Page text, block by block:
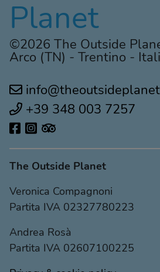
Planet
©2026 The Outside
Arco (TN) - Trentino -
+39 348 003 7257
The Outside Planet
Veronica Compagnoni
Partita IVA 02327780223
Andrea Rosà
Partita IVA 02607100225